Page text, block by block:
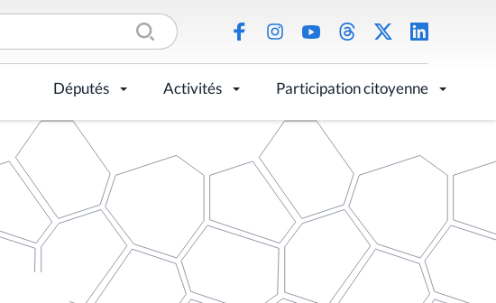
Députés Activités Participation citoyenne